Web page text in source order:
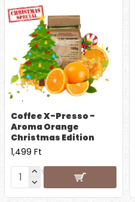
Coffee X-Presso -
Aroma Orange
Christmas Edition
1,499 Ft